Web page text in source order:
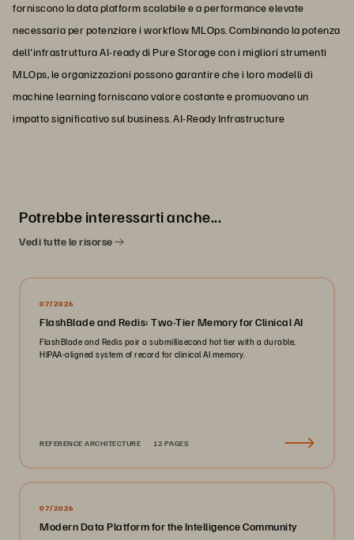
forniscono la data platform scalabile e a performance elevate
necessaria per potenziare i workflow MLOps. Combinando la potenza
dell'infrastruttura AI-ready di Pure Storage con i migliori strumenti
MLOps, le organizzazioni possono garantire che i loro modelli di
machine learning forniscano valore costante e promuovano un
impatto significativo sul business. AI-Ready Infrastructure
Potrebbe interessarti anche...
Vedi tutte le risorse
07/2026
FlashBlade and Redis: Two-Tier Memory for Clinical AI
FlashBlade and Redis pair a submillisecond hot tier with a durable,
HIPAA-aligned system of record for clinical AI memory.
REFERENCE ARCHITECTURE 12 PAGES
07/2026
Modern Data Platform for the Intelligence Community